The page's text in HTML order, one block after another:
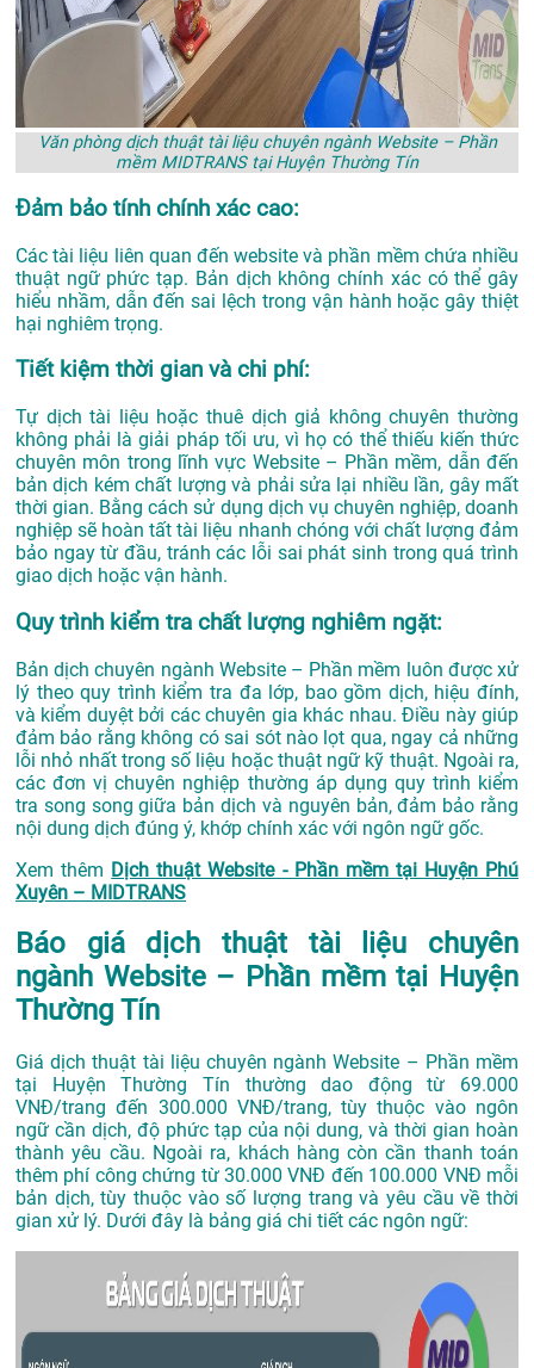
Văn phòng dịch thuật tài liệu chuyên ngành Website – Phần
mềm MIDTRANS tại Huyện Thường Tín
Đảm bảo tính chính xác cao:
Các tài liệu liên quan đến website và phần mềm chứa nhiều
thuật ngữ phức tạp. Bản dịch không chính xác có thể gây
hiểu nhầm, dẫn đến sai lệch trong vận hành hoặc gây thiệt
hại nghiêm trọng.
Tiết kiệm thời gian và chi phí:
Tự dịch tài liệu hoặc thuê dịch giả không chuyên thường
không phải là giải pháp tối ưu, vì họ có thể thiếu kiến thức
chuyên môn trong lĩnh vực Website – Phần mềm, dẫn đến
bản dịch kém chất lượng và phải sửa lại nhiều lần, gây mất
thời gian. Bằng cách sử dụng dịch vụ chuyên nghiệp, doanh
nghiệp sẽ hoàn tất tài liệu nhanh chóng với chất lượng đảm
bảo ngay từ đầu, tránh các lỗi sai phát sinh trong quá trình
giao dịch hoặc vận hành.
Quy trình kiểm tra chất lượng nghiêm ngặt:
Bản dịch chuyên ngành Website – Phần mềm luôn được xử
lý theo quy trình kiểm tra đa lớp, bao gồm dịch, hiệu đính,
và kiểm duyệt bởi các chuyên gia khác nhau. Điều này giúp
đảm bảo rằng không có sai sót nào lọt qua, ngay cả những
lỗi nhỏ nhất trong số liệu hoặc thuật ngữ kỹ thuật. Ngoài ra,
các đơn vị chuyên nghiệp thường áp dụng quy trình kiểm
tra song song giữa bản dịch và nguyên bản, đảm bảo rằng
nội dung dịch đúng ý, khớp chính xác với ngôn ngữ gốc.
Xem thêm Dịch thuật Website - Phần mềm tại Huyện Phú
Xuyên – MIDTRANS
Báo giá dịch thuật tài liệu chuyên
ngành Website – Phần mềm tại Huyện
Thường Tín
Giá dịch thuật tài liệu chuyên ngành Website – Phần mềm
tại Huyện Thường Tín thường dao động từ 69.000
VNĐ/trang đến 300.000 VNĐ/trang, tùy thuộc vào ngôn
ngữ cần dịch, độ phức tạp của nội dung, và thời gian hoàn
thành yêu cầu. Ngoài ra, khách hàng còn cần thanh toán
thêm phí công chứng từ 30.000 VNĐ đến 100.000 VNĐ mỗi
bản dịch, tùy thuộc vào số lượng trang và yêu cầu về thời
gian xử lý. Dưới đây là bảng giá chi tiết các ngôn ngữ: